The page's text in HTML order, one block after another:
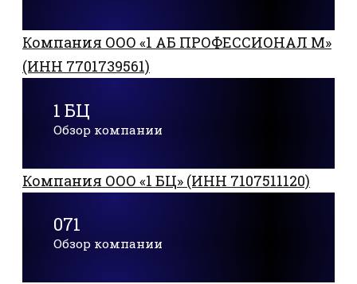
Компания ООО «1 АБ ПРОФЕССИОНАЛ М»
(ИНН 7701739561)
1 БЦ
Обзор компании
Компания ООО «1 БЦ» (ИНН 7107511120)
071
Обзор компании